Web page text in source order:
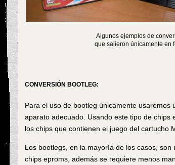
Algunos ejemplos de
que salieron únicamente en
CONVERSIÓN BOOTLEG:
Para el uso de bootleg únicamente
aparato adecuado. Usando este tipo de chips
los chips que contienen el juego del cartucho
Los bootlegs, en la mayoría de los casos,
chips eproms, además se requiere menos